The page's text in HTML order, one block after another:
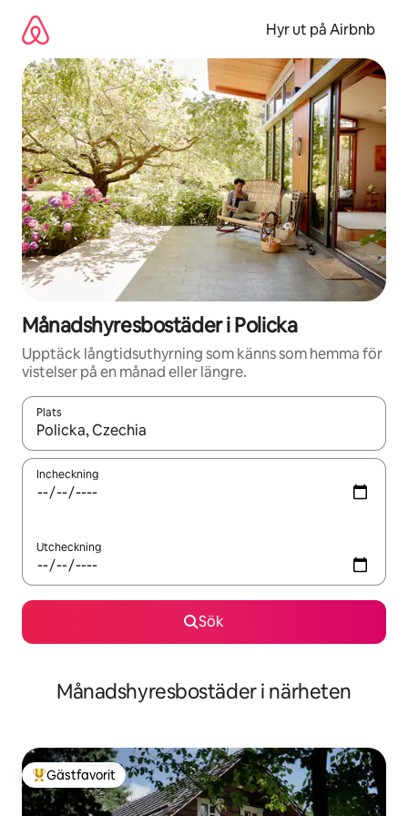
innehåll
Hyr ut på Airbnb
Månadshyresbostäder i Policka
Upptäck långtidsuthyrning som känns som hemma för
vistelser på en månad eller längre.
Plats
När resultaten är tillgängliga kan du navigera med upp- och
Incheckning
Utcheckning
Sök
Månadshyresbostäder i närheten
Populär gästfavorit
Gästfavorit